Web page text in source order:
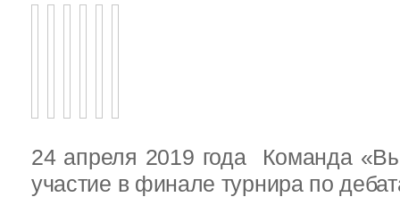
24 апреля 2019 года Команда
участие в финале турнира по